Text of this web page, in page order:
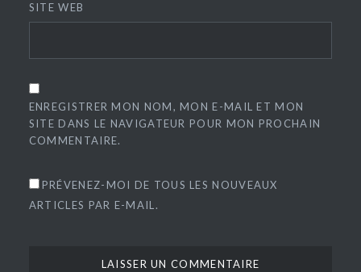
SITE WEB
ENREGISTRER MON NOM, MON E-MAIL ET MON
SITE DANS LE NAVIGATEUR POUR MON PROCHAIN
COMMENTAIRE.
PRÉVENEZ-MOI DE TOUS LES NOUVEAUX
ARTICLES PAR E-MAIL.